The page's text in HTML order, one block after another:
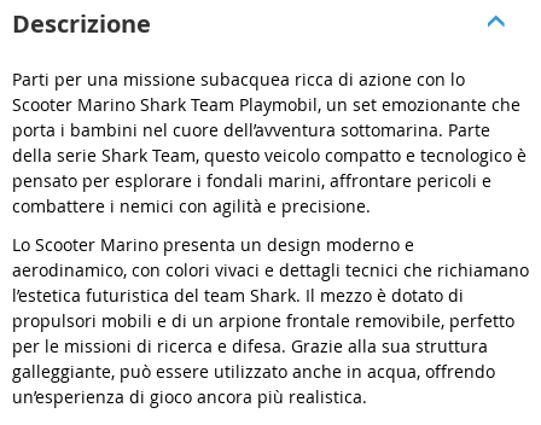
Descrizione
Parti per una missione subacquea ricca di azione con lo
Scooter Marino Shark Team Playmobil, un set emozionante che
porta i bambini nel cuore dell’avventura sottomarina. Parte
della serie Shark Team, questo veicolo compatto e tecnologico è
pensato per esplorare i fondali marini, affrontare pericoli e
combattere i nemici con agilità e precisione.
Lo Scooter Marino presenta un design moderno e
aerodinamico, con colori vivaci e dettagli tecnici che richiamano
l’estetica futuristica del team Shark. Il mezzo è dotato di
propulsori mobili e di un arpione frontale removibile, perfetto
per le missioni di ricerca e difesa. Grazie alla sua struttura
galleggiante, può essere utilizzato anche in acqua, offrendo
un’esperienza di gioco ancora più realistica.